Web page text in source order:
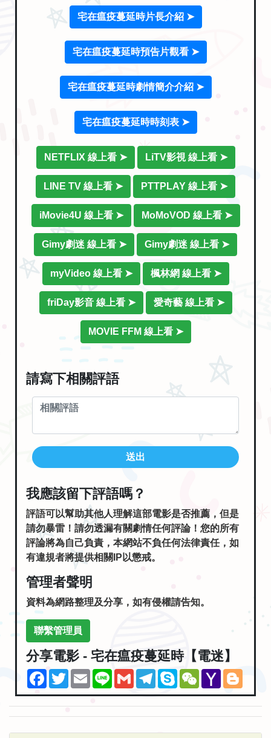
宅在瘟疫蔓延時片長介紹 ➤
宅在瘟疫蔓延時預告片觀看 ➤
宅在瘟疫蔓延時劇情簡介介紹 ➤
宅在瘟疫蔓延時時刻表 ➤
NETFLIX 線上看 ➤ LiTV影視 線上看 ➤
LINE TV 線上看 ➤ PTTPLAY 線上看 ➤
iMovie4U 線上看 ➤ MoMoVOD 線上看 ➤
Gimy劇迷 線上看 ➤ Gimy劇迷 線上看 ➤
myVideo 線上看 ➤ 楓林網 線上看 ➤
friDay影音 線上看 ➤ 愛奇藝 線上看 ➤
MOVIE FFM 線上看 ➤
請寫下相關評語
送出
我應該留下評語嗎？
評語可以幫助其他人理解這部電影是否推薦，但是
請勿暴雷！請勿透漏有關劇情任何評論！您的所有
評論將為自己負責，本網站不負任何法律責任，如
有違規者將提供相關IP以懲戒。
管理者聲明
資料為網路整理及分享，如有侵權請告知。
聯繫管理員
分享電影 - 宅在瘟疫蔓延時【電迷】
Facebook
TwitterEmailLine GmailTelegramSkypeWeChatYahoo
Mail